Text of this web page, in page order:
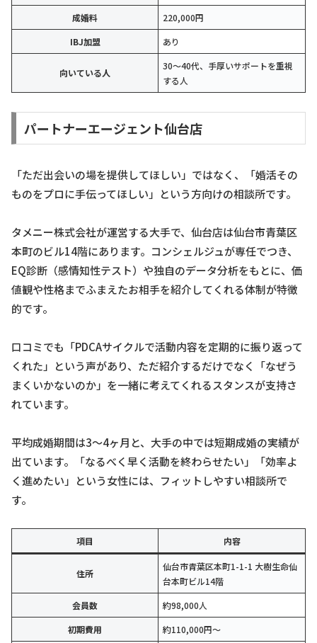
成婚料
220,000円
IBJ加盟
あり
向いている人
30〜40代、手厚いサポートを重視
する人
パートナーエージェント仙台店
「ただ出会いの場を提供してほしい」ではなく、「婚活その
ものをプロに手伝ってほしい」という方向けの相談所です。
タメニー株式会社が運営する大手で、仙台店は仙台市青葉区
本町のビル14階にあります。コンシェルジュが専任でつき、
EQ診断（感情知性テスト）や独自のデータ分析をもとに、価
値観や性格までふまえたお相手を紹介してくれる体制が特徴
的です。
口コミでも「PDCAサイクルで活動内容を定期的に振り返って
くれた」という声があり、ただ紹介するだけでなく「なぜう
まくいかないのか」を一緒に考えてくれるスタンスが支持さ
れています。
平均成婚期間は3〜4ヶ月と、大手の中では短期成婚の実績が
出ています。「なるべく早く活動を終わらせたい」「効率よ
く進めたい」という女性には、フィットしやすい相談所で
す。
項目 内容
住所
仙台市青葉区本町1-1-1 大樹生命仙
台本町ビル14階
会員数
約98,000人
初期費用
約110,000円〜